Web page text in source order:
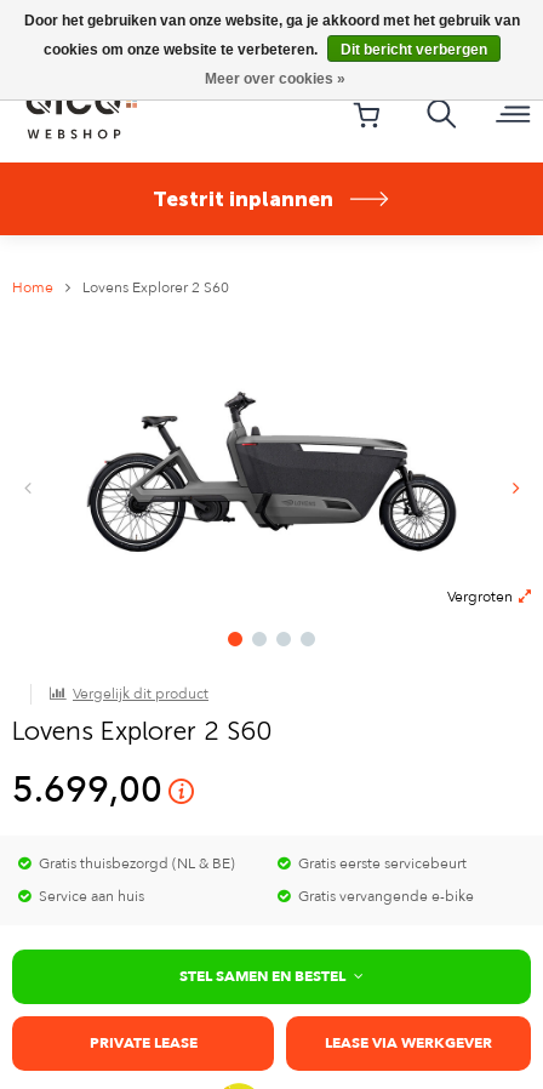
Riese & Müller Nevo5 Silent Core nu direct uit voorraad
leverbaar!
Testrit inplannen
Home Lovens Explorer 2 S60
Vergroten
Vergelijk dit product
Lovens Explorer 2 S60
5.699,00
Gratis thuisbezorgd (NL & BE)
Gratis eerste servicebeurt
Service aan huis
Gratis vervangende e-bike
STEL SAMEN EN BESTEL
PRIVATE LEASE LEASE VIA WERKGEVER
Door het gebruiken van onze website, ga je akkoord met het gebruik van
cookies om onze website te verbeteren.
Dit bericht verbergen
Meer over cookies »